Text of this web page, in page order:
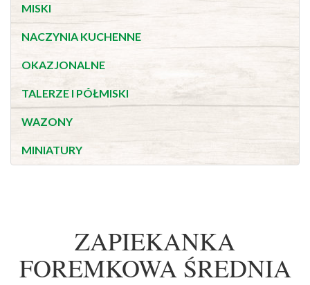
MISKI
NACZYNIA KUCHENNE
OKAZJONALNE
TALERZE I PÓŁMISKI
WAZONY
MINIATURY
ZAPIEKANKA
FOREMKOWA ŚREDNIA